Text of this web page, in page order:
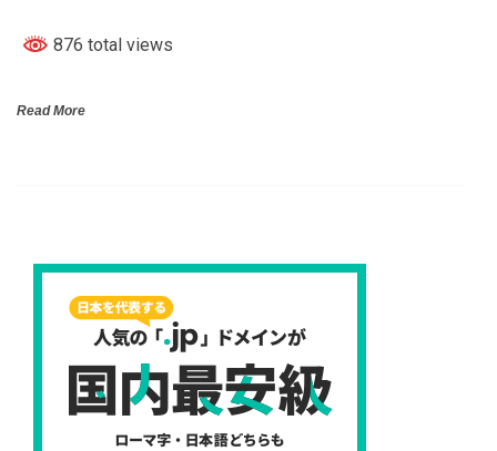
876 total views
Read More